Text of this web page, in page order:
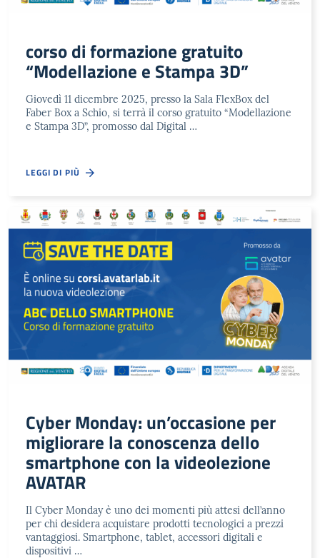
corso di formazione gratuito
“Modellazione e Stampa 3D”
Giovedì 11 dicembre 2025, presso la Sala FlexBox del
Faber Box a Schio, si terrà il corso gratuito “Modellazione
e Stampa 3D”, promosso dal Digital …
LEGGI DI PIÙ
Cyber Monday: un’occasione per
migliorare la conoscenza dello
smartphone con la videolezione
AVATAR
Il Cyber Monday è uno dei momenti più attesi dell’anno
per chi desidera acquistare prodotti tecnologici a prezzi
vantaggiosi. Smartphone, tablet, accessori digitali e
dispositivi …